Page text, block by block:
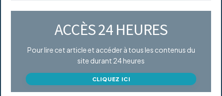
ACCÈS 24 HEURES
Pour lire cet article et accéder à tous les contenus du
site durant 24 heures
CLIQUEZ ICI